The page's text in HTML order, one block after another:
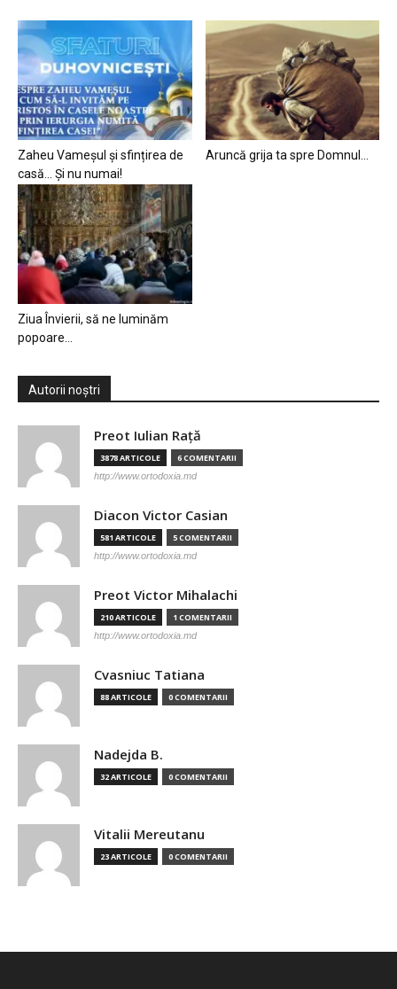
Zaheu Vameșul și sfințirea de
casă… Și nu numai!
Aruncă grija ta spre Domnul…
Ziua Învierii, să ne luminăm
popoare…
Autorii noștri
Preot Iulian Raţă
3878 ARTICOLE 6 COMENTARII
http://www.ortodoxia.md
Diacon Victor Casian
581 ARTICOLE 5 COMENTARII
http://www.ortodoxia.md
Preot Victor Mihalachi
210 ARTICOLE 1 COMENTARII
http://www.ortodoxia.md
Cvasniuc Tatiana
88 ARTICOLE 0 COMENTARII
Nadejda B.
32 ARTICOLE 0 COMENTARII
Vitalii Mereutanu
23 ARTICOLE 0 COMENTARII